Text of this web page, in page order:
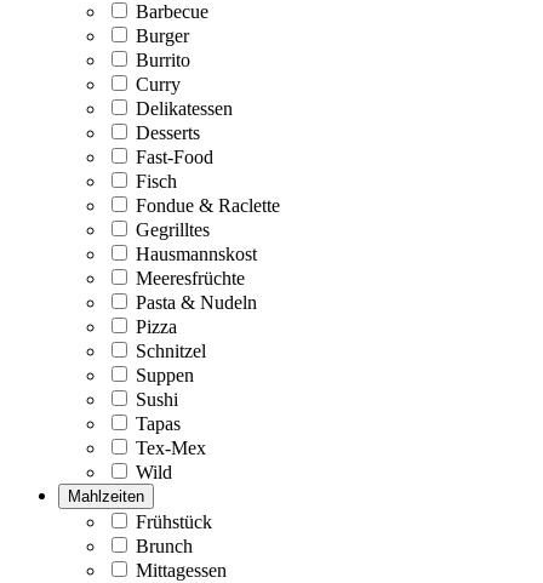
Barbecue
Burger
Burrito
Curry
Delikatessen
Desserts
Fast-Food
Fisch
Fondue & Raclette
Gegrilltes
Hausmannskost
Meeresfrüchte
Pasta & Nudeln
Pizza
Schnitzel
Suppen
Sushi
Tapas
Tex-Mex
Wild
Mahlzeiten
Frühstück
Brunch
Mittagessen